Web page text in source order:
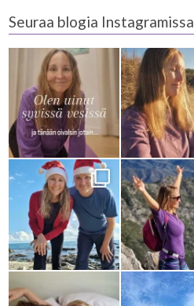
Seuraa blogia Instagramissa